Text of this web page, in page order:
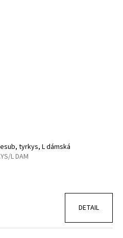
tyrkys, L dámská
L DAM
DETAIL